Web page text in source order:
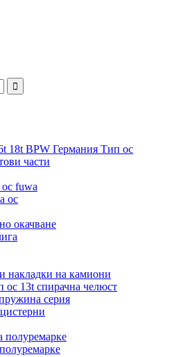
18t BPW Германия Тип ос
части
ос fuwa
ос
окачване
накладки на камиони
ос 13t спирачна челюст
серия
полуремарке